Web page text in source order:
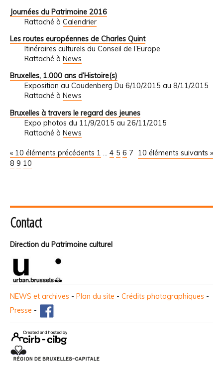
Journées du Patrimoine 2016
Rattaché à Calendrier
Les routes européennes de Charles Quint
Itinéraires culturels du Conseil de l’Europe
Rattaché à News
Bruxelles, 1.000 ans d’Histoire(s)
Exposition au Coudenberg Du 6/10/2015 au 8/11/2015
Rattaché à News
Bruxelles à travers le regard des jeunes
Expo photos du 11/9/2015 au 26/11/2015
Rattaché à News
« 10 éléments précédents 10 éléments suivants »
1 ... 4 5 6 7
8 9 10
Contact
Direction du Patrimoine culturel
NEWS et archives - Plan du site - Crédits photographiques -
Presse -